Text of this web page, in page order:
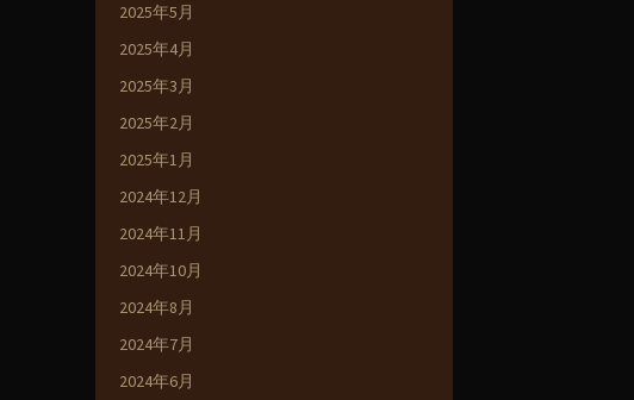
2025年5月
2025年4月
2025年3月
2025年2月
2025年1月
2024年12月
2024年11月
2024年10月
2024年8月
2024年7月
2024年6月